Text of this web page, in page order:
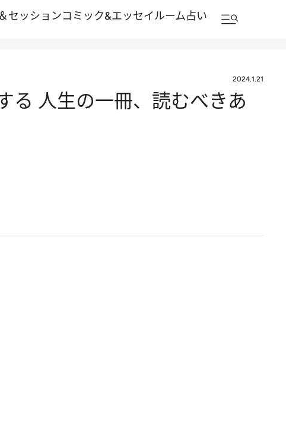
セッションコミック&エッセイルーム占い
2024.1.21
る 人生の一冊、読むべきあ